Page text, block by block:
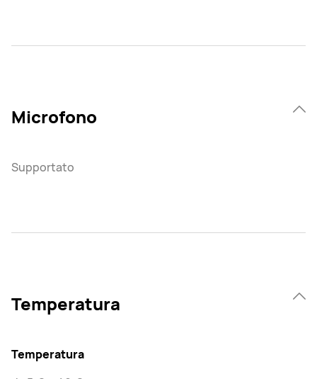
Microfono
Supportato
Temperatura
Temperatura